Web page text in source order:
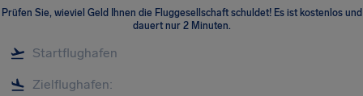
Prüfen Sie, wieviel Geld Ihnen die Fluggesellschaft schuldet! Es ist kostenlos und
dauert nur 2 Minuten.